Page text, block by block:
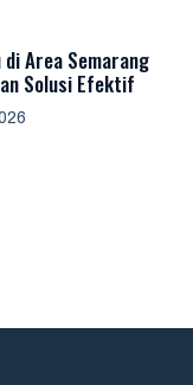
di Area Semarang
Solusi Efektif